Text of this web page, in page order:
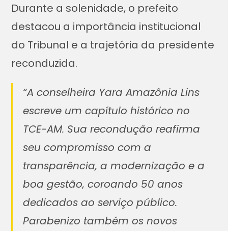
Durante a solenidade, o prefeito
destacou a importância institucional
do Tribunal e a trajetória da presidente
reconduzida.
“A conselheira Yara Amazônia Lins
escreve um capítulo histórico no
TCE-AM. Sua recondução reafirma
seu compromisso com a
transparência, a modernização e a
boa gestão, coroando 50 anos
dedicados ao serviço público.
Parabenizo também os novos